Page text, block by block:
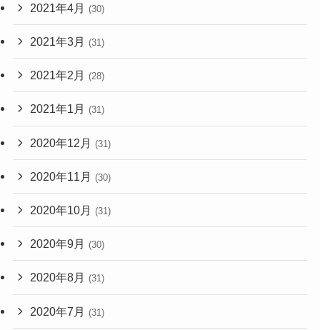
2021年4月 (30)
2021年3月 (31)
2021年2月 (28)
2021年1月 (31)
2020年12月 (31)
2020年11月 (30)
2020年10月 (31)
2020年9月 (30)
2020年8月 (31)
2020年7月 (31)